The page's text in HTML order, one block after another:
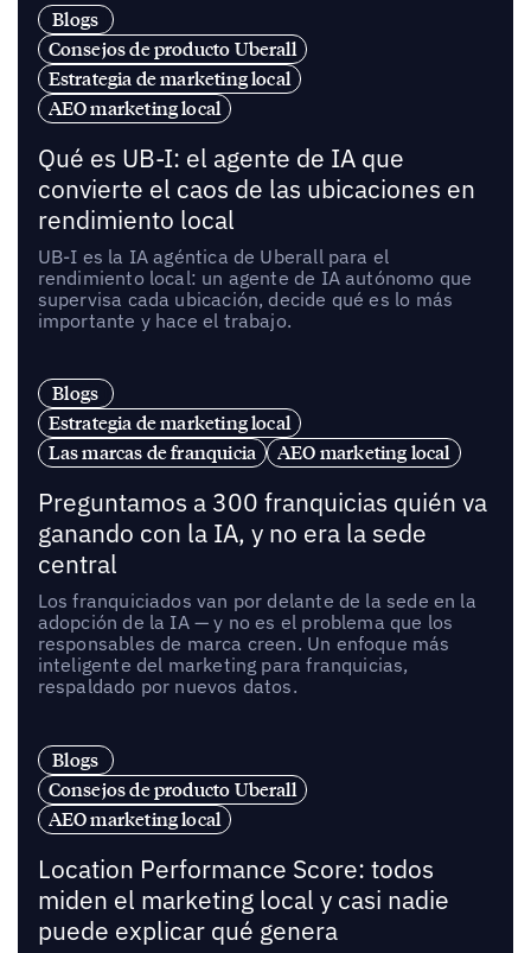
Blogs
Consejos de producto Uberall
Estrategia de marketing local
AEO marketing local
Qué es UB-I: el agente de IA que
convierte el caos de las ubicaciones en
rendimiento local
UB-I es la IA agéntica de Uberall para el
rendimiento local: un agente de IA autónomo que
supervisa cada ubicación, decide qué es lo más
importante y hace el trabajo.
Blogs
Estrategia de marketing local
Las marcas de franquicia
AEO marketing local
Preguntamos a 300 franquicias quién va
ganando con la IA, y no era la sede
central
Los franquiciados van por delante de la sede en la
adopción de la IA — y no es el problema que los
responsables de marca creen. Un enfoque más
inteligente del marketing para franquicias,
respaldado por nuevos datos.
Blogs
Consejos de producto Uberall
AEO marketing local
Location Performance Score: todos
miden el marketing local y casi nadie
puede explicar qué genera